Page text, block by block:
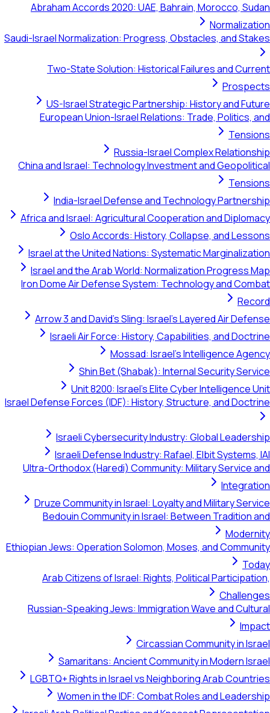
Abraham Accords 2020: UAE, Bahrain, Morocco, Sudan
Normalization
Saudi-Israel Normalization: Progress, Obstacles, and Stakes
Two-State Solution: Historical Failures and Current
Prospects
US-Israel Strategic Partnership: History and Future
European Union-Israel Relations: Trade, Politics, and
Tensions
Russia-Israel Complex Relationship
China and Israel: Technology Investment and Geopolitical
Tensions
India-Israel Defense and Technology Partnership
Africa and Israel: Agricultural Cooperation and Diplomacy
Oslo Accords: History, Collapse, and Lessons
Israel at the United Nations: Systematic Marginalization
Israel and the Arab World: Normalization Progress Map
Iron Dome Air Defense System: Technology and Combat
Record
Arrow 3 and David's Sling: Israel's Layered Air Defense
Israeli Air Force: History, Capabilities, and Doctrine
Mossad: Israel's Intelligence Agency
Shin Bet (Shabak): Internal Security Service
Unit 8200: Israel's Elite Cyber Intelligence Unit
Israel Defense Forces (IDF): History, Structure, and Doctrine
Israeli Cybersecurity Industry: Global Leadership
Israeli Defense Industry: Rafael, Elbit Systems, IAI
Ultra-Orthodox (Haredi) Community: Military Service and
Integration
Druze Community in Israel: Loyalty and Military Service
Bedouin Community in Israel: Between Tradition and
Modernity
Ethiopian Jews: Operation Solomon, Moses, and Community
Today
Arab Citizens of Israel: Rights, Political Participation,
Challenges
Russian-Speaking Jews: Immigration Wave and Cultural
Impact
Circassian Community in Israel
Samaritans: Ancient Community in Modern Israel
LGBTQ+ Rights in Israel vs Neighboring Arab Countries
Women in the IDF: Combat Roles and Leadership